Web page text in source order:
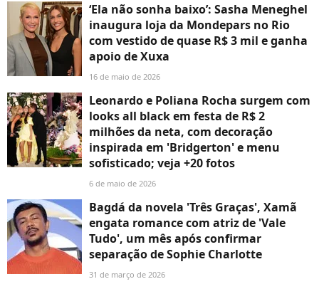
‘Ela não sonha baixo’: Sasha Meneghel
inaugura loja da Mondepars no Rio
com vestido de quase R$ 3 mil e ganha
apoio de Xuxa
16 de maio de 2026
Leonardo e Poliana Rocha surgem com
looks all black em festa de R$ 2
milhões da neta, com decoração
inspirada em 'Bridgerton' e menu
sofisticado; veja +20 fotos
6 de maio de 2026
Bagdá da novela 'Três Graças', Xamã
engata romance com atriz de 'Vale
Tudo', um mês após confirmar
separação de Sophie Charlotte
31 de março de 2026